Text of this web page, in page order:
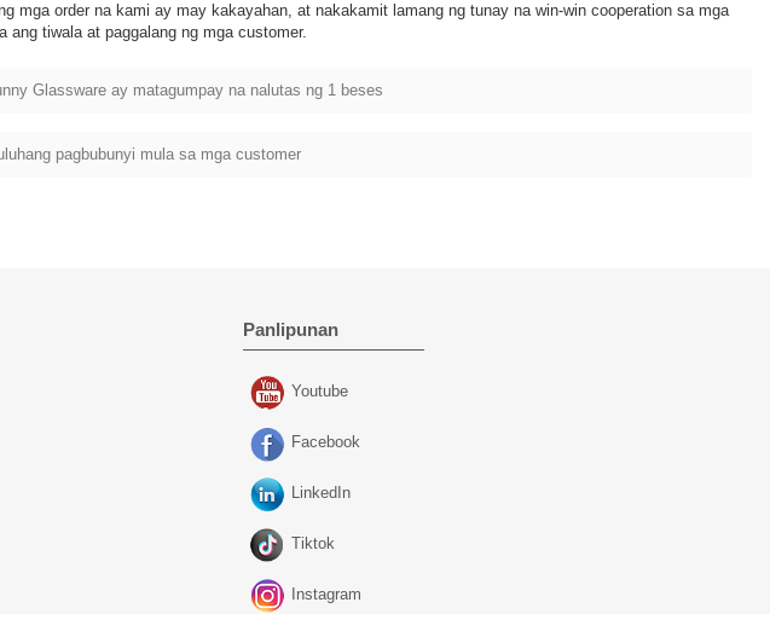
mga order na kami ay may kakayahan, at nakakamit lamang ng tunay na win-win cooperation sa mga
tiwala at paggalang ng mga customer.
Glassware ay matagumpay na nalutas ng 1 beses
pagbubunyi mula sa mga customer
Panlipunan
Youtube
Facebook
LinkedIn
Tiktok
Instagram